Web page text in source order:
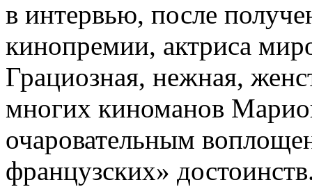
в интервью, после
кинопремии, актриса
Грациозная, нежная,
многих киноманов
очаровательным
французских»